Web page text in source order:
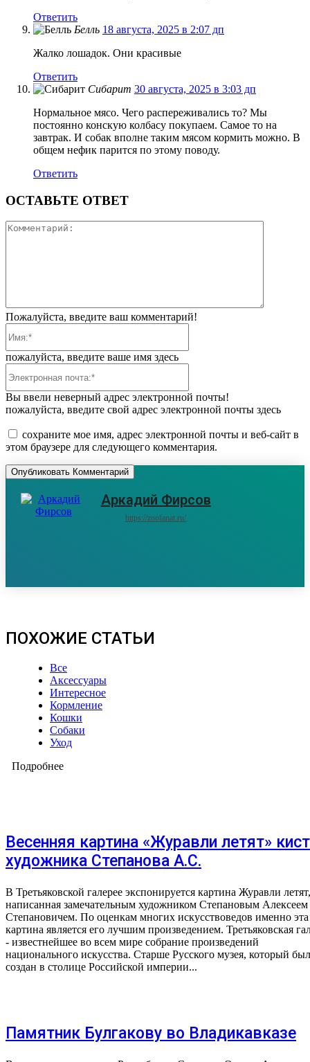
Ответить
Белль 18 августа, 2025 в 2:07 дп
Жалко лошадок. Они красивые
Ответить
Сибарит 30 августа, 2025 в 3:03 дп
Нормальное мясо. Чего распереживались то? Мы
постоянно конскую колбасу покупаем. Самое то на
завтрак. И собак вполне таким мясом кормить можно. В
общем нефик парится по этому поводу.
Ответить
ОСТАВЬТЕ ОТВЕТ
Пожалуйста, введите ваш комментарий!
пожалуйста, введите ваше имя здесь
Вы ввели неверный адрес электронной почты!
пожалуйста, введите свой адрес электронной почты здесь
сохраните мое имя, адрес электронной почты и веб-сайт в
этом браузере для следующего комментария.
Аркадий Фирсов
https://zoofanat.ru/
ПОХОЖИЕ СТАТЬИ
Все
Аксессуары
Интересное
Кормление
Кошки
Собаки
Уход
Подробнее
Весенняя картина «Журавли летят»
художника Степанова А.С.
В Третьяковской галерее экспонируется картина Журавли летят,
написанная замечательным художником Степановым Алексеем
Степановичем. По оценкам многих искусствоведов именно эта
картина является его лучшим произведением. Третьяковская
- известнейшее во всем мире собрание произведений
национального искусства. Старше Русского музея, который был
создан в столице Российской империи...
Памятник Булгакову во Владикавказе